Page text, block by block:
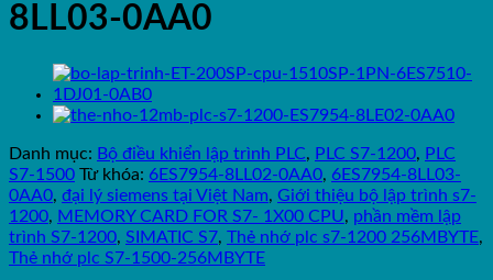
8LL03-0AA0
Danh mục: Bộ điều khiển lập trình PLC, PLC S7-1200, PLC
S7-1500 Từ khóa: 6ES7954-8LL02-0AA0, 6ES7954-8LL03-
0AA0, đại lý siemens tại Việt Nam, Giới thiệu bộ lập trình s7-
1200, MEMORY CARD FOR S7- 1X00 CPU, phần mềm lập
trình S7-1200, SIMATIC S7, Thẻ nhớ plc s7-1200 256MBYTE,
Thẻ nhớ plc S7-1500-256MBYTE